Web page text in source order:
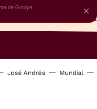
José Andrés Mundial
×
de Google